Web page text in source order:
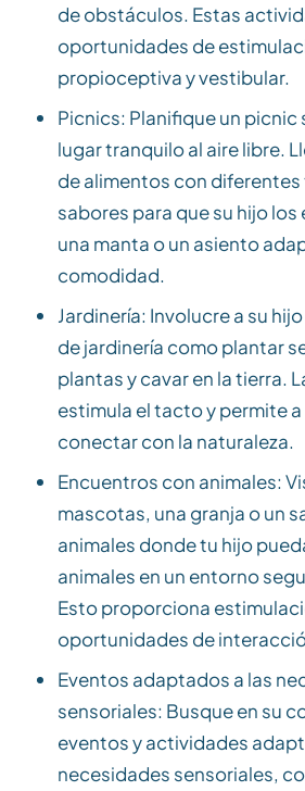
de obstáculos. Estas
oportunidades de
propioceptiva y vestibular.
Picnics: Planifique un picnic
lugar tranquilo al aire libre.
de alimentos con diferentes
sabores para que su hijo los
una manta o un asiento
comodidad.
Jardinería: Involucre a su
de jardinería como plantar
plantas y cavar en la tierra.
estimula el tacto y permite
conectar con la naturaleza.
Encuentros con animales:
mascotas, una granja o un
animales donde tu hijo
animales en un entorno
Esto proporciona
oportunidades de
Eventos adaptados a las
sensoriales: Busque en su
eventos y actividades
necesidades sensoriales,